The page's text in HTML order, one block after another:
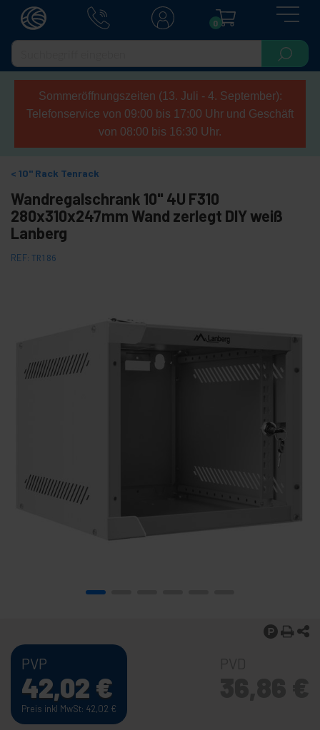
0
Sommeröffnungszeiten (13. Juli - 4. September):
Telefonservice von 09:00 bis 17:00 Uhr und Geschäft
von 08:00 bis 16:30 Uhr.
10" Rack Tenrack
Wandregalschrank 10" 4U F310
280x310x247mm Wand zerlegt DIY weiß
Lanberg
REF: TR186
PVP
42,02 €
Preis inkl MwSt: 42,02 €